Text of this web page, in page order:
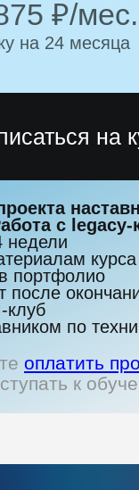
только в момент
Подробнее
если
возможность